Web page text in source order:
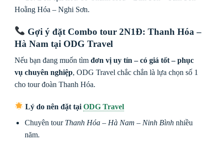
Hoằng Hóa – Nghi Sơn.
Gợi ý đặt Combo tour 2N1Đ: Thanh Hóa –
Hà Nam tại ODG Travel
Nếu bạn đang muốn tìm đơn vị uy tín – có giá tốt – phục
vụ chuyên nghiệp, ODG Travel chắc chắn là lựa chọn số 1
cho tour đoàn Thanh Hóa.
Lý do nên đặt tạiODG Travel
Chuyên tour Thanh Hóa – Hà Nam – Ninh Bìnhnhiều
năm.